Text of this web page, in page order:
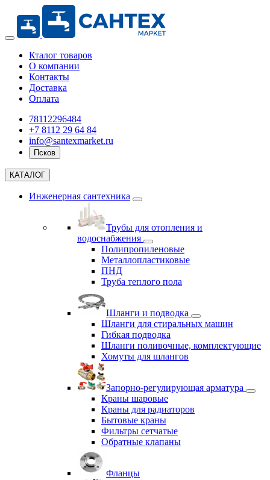
Кталог товаров
О компании
Контакты
Доставка
Оплата
78112296484
+7 8112 29 64 84
info@santexmarket.ru
Псков
КАТАЛОГ
Инженерная сантехника
Трубы для отопления и
водоснабжения
Полипропиленовые
Металлопластиковые
ПНД
Труба теплого пола
Шланги и подводка
Шланги для стиральных машин
Гибкая подводка
Шланги поливочные, комплектующие
Хомуты для шлангов
Запорно-регулирующая арматура
Краны шаровые
Краны для радиаторов
Бытовые краны
Фильтры сетчатые
Обратные клапаны
Фланцы